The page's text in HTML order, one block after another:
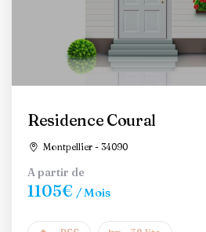
Residence Coural
Montpellier - 34090
A partir de
1105€ / Mois